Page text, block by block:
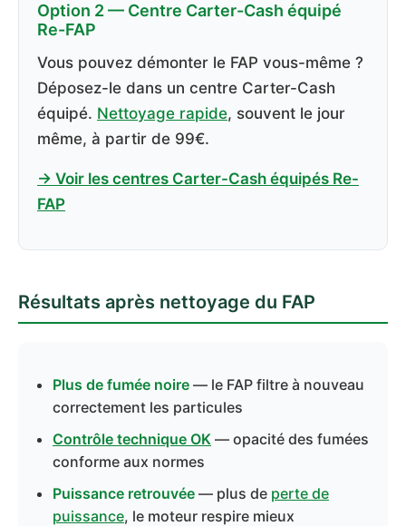
Option 2 — Centre Carter-Cash équipé
Re-FAP
Vous pouvez démonter le FAP vous-même ?
Déposez-le dans un centre Carter-Cash
équipé. Nettoyage rapide, souvent le jour
même, à partir de 99€.
→ Voir les centres Carter-Cash équipés Re-
FAP
Résultats après nettoyage du FAP
Plus de fumée noire — le FAP filtre à nouveau
correctement les particules
Contrôle technique OK — opacité des fumées
conforme aux normes
Puissance retrouvée — plus de perte de
puissance, le moteur respire mieux